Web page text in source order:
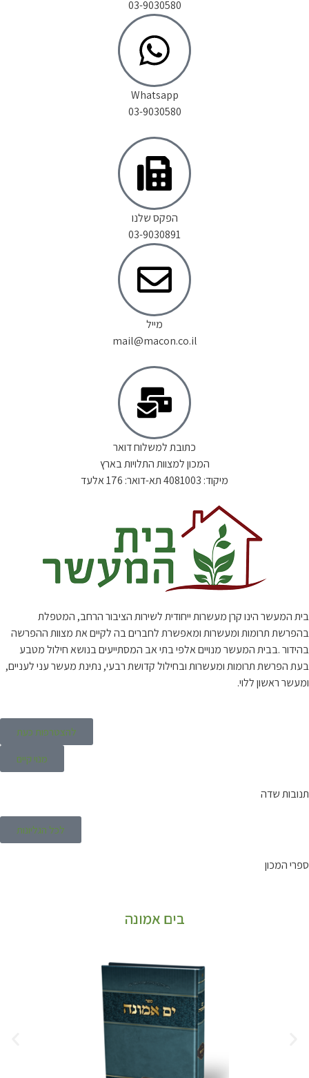
03-9030580
Whatsapp
03-9030580
הפקס שלנו
03-9030891
מייל
mail@macon.co.il
כתובת למשלוח דואר
המכון למצוות התלויות בארץ
מיקוד: 4081003 תא-דואר: 176 אלעד
בית המעשר הינו קרן מעשרות ייחודית לשירות הציבור הרחב, המטפלת
בהפרשת תרומות ומעשרות ומאפשרת לחברים בה לקיים את מצוות ההפרשה
בהידור .בבית המעשר מנויים אלפי בתי אב המסתייעים בנושא חילול מטבע
בעת הפרשת תרומות ומעשרות ובחילול קדושת רבעי, נתינת מעשר עני לעניים,
ומעשר ראשון ללוי.
להצטרפות כעת
מנוי קיים
תנובות שדה
לכל הגליונות
ספרי המכון
בים אמונה